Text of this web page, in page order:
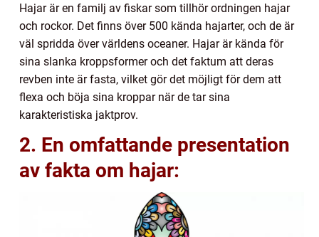
Hajar är en familj av fiskar som tillhör ordningen hajar
och rockor. Det finns över 500 kända hajarter, och de är
väl spridda över världens oceaner. Hajar är kända för
sina slanka kroppsformer och det faktum att deras
revben inte är fasta, vilket gör det möjligt för dem att
flexa och böja sina kroppar när de tar sina
karakteristiska jaktprov.
2. En omfattande presentation
av fakta om hajar: